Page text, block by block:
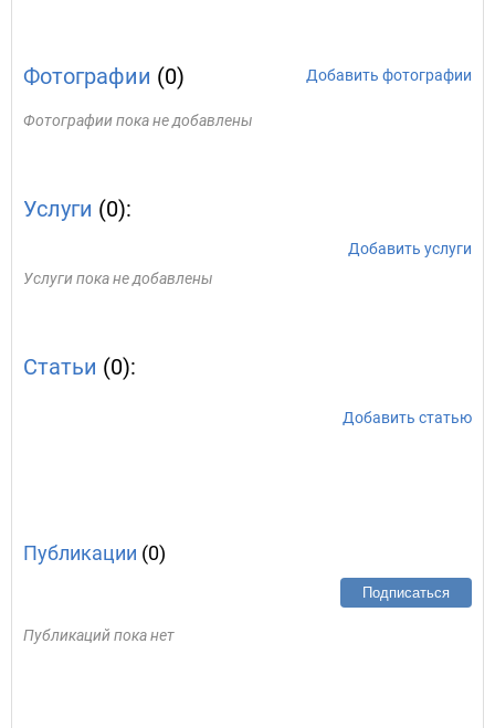
Фотографии (0) Добавить фотографии
Фотографии пока не добавлены
Услуги (0):
Добавить услуги
Услуги пока не добавлены
Статьи (0):
Добавить статью
Публикации (0)
Подписаться
Публикаций пока нет